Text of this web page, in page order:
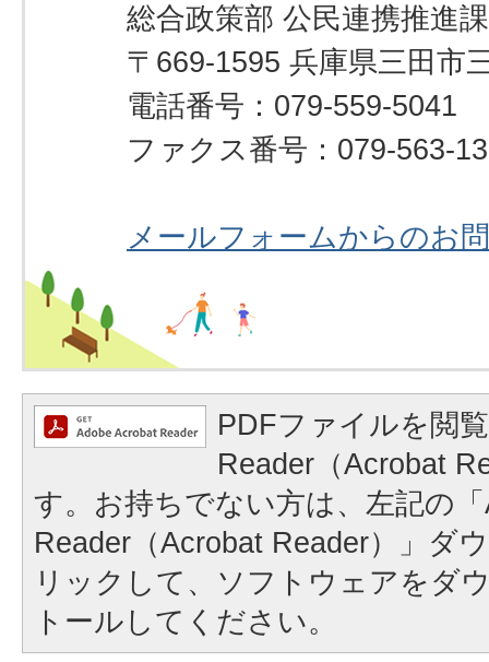
総合政策部 公民連携推進課
〒669-1595 兵庫県三田市
電話番号：079-559-5041
ファクス番号：079-563-
メールフォームからのお
PDFファイルを閲
Reader（Acrobat
す。お持ちでない方は、左記の
Reader（Acrobat Reader）」ダ
リックして、ソフトウェアをダ
トールしてください。